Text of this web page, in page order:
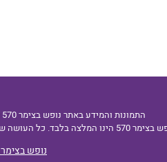
התמונות והמידע באתר נופש בצימר 570 מוגן בזכויות יוצרים חל איסור להעתיק או להשתמש בכל דרך שהיא ללא אישור בכתב מהנהלת נופש בצימר 570
ועצם הגלישה באתר נופש בצימר 570 מהווה הסכמה למה שרשום .
נופש בצימר 570